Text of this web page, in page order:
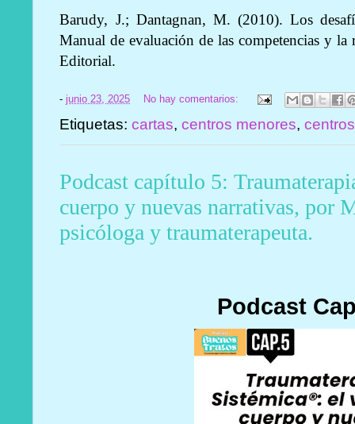
Barudy, J.; Dantagnan, M. (2010). Los
Manual de evaluación de las competencias y la
Editorial.
-junio 23, 2025 No hay comentarios:
Etiquetas:cartas,centros menores,
Podcast capítulo 5:
cuerpo y nuevas narrativas, por
psicóloga y traumaterapeuta.
Podcast